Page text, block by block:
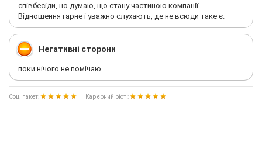
співбесіди, но думаю, що стану частиною компанії.
Відношення гарне і уважно слухають, де не всюди таке є.
Негативні сторони
поки нічого не помічаю
Соц. пакет: Кар'єрний ріст :